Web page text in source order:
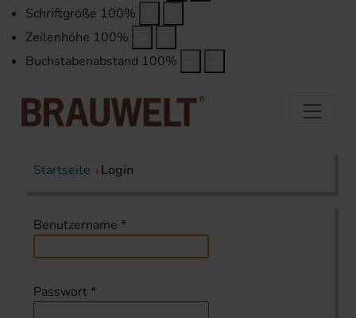
Schriftgröße 100%
Zeilenhöhe 100%
Buchstabenabstand 100%
Startseite Login
Benutzername *
Passwort *